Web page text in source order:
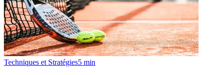
Techniques et Stratégies5 min